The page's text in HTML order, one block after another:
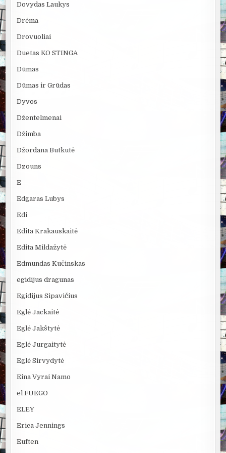
Dovydas Laukys
Drėma
Drovuoliai
Duetas KO STINGA
Dūmas
Dūmas ir Grūdas
Dyvos
Džentelmenai
Džimba
Džordana Butkutė
Dzouns
E
Edgaras Lubys
Edi
Edita Krakauskaitė
Edita Mildažytė
Edmundas Kučinskas
egidijus dragunas
Egidijus Sipavičius
Eglė Jackaitė
Eglė Jakštytė
Eglė Jurgaitytė
Eglė Sirvydytė
Eina Vyrai Namo
el FUEGO
ELEY
Erica Jennings
Euften